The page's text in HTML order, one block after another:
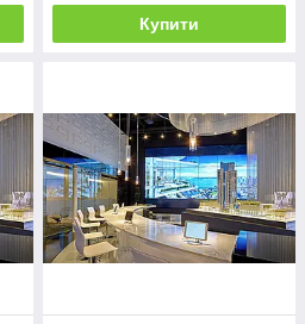
Купити